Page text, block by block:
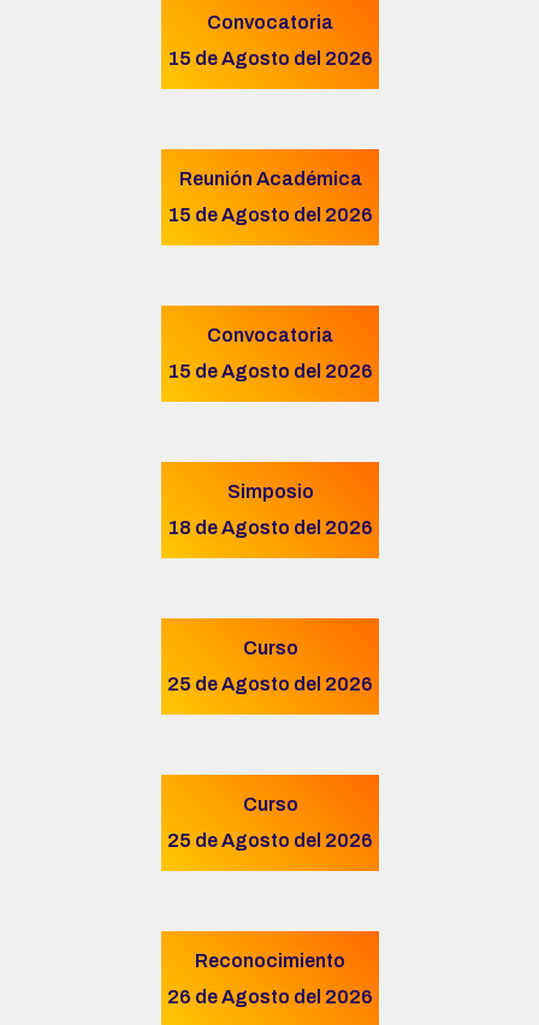
Convocatoria
15 de Agosto del 2026
Reunión Académica
15 de Agosto del 2026
Convocatoria
15 de Agosto del 2026
Simposio
18 de Agosto del 2026
Curso
25 de Agosto del 2026
Curso
25 de Agosto del 2026
Reconocimiento
26 de Agosto del 2026